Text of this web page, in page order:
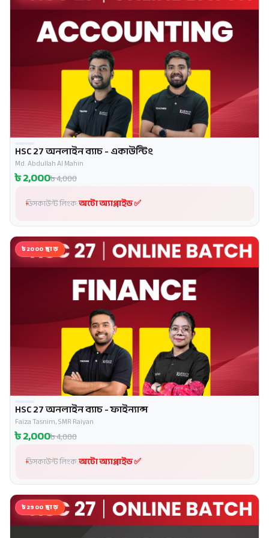
প্রোমো
HSC 27 অনলাইন ব্যাচ - একাউন্টিং
Md. Abdullah Al Mahin
৳2,000৳4,000
ডিসকাউন্ট লিংক:অটো অ্যাপ্লাইড ✅
৳2000 ছাড়
প্রোমো
HSC 27 অনলাইন ব্যাচ - ফাইন্যান্স
Faiza Tasnim, SMR Raiyan
৳2,000৳4,000
ডিসকাউন্ট লিংক:অটো অ্যাপ্লাইড ✅
৳2900 ছাড়